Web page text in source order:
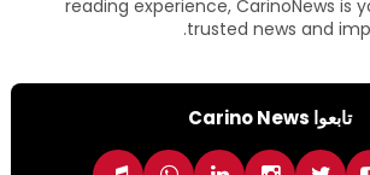
reading experience, CarinoNews is
trusted news and
تابعوا Carino News